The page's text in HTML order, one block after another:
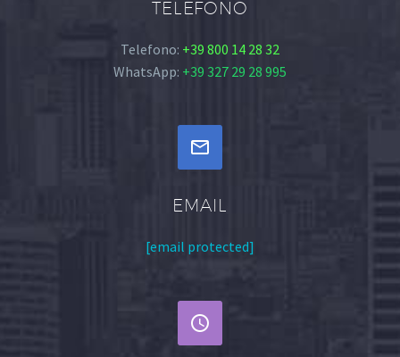
TELEFONO
Telefono: +39 800 14 28 32
WhatsApp: +39 327 29 28 995


EMAIL
[email protected]

